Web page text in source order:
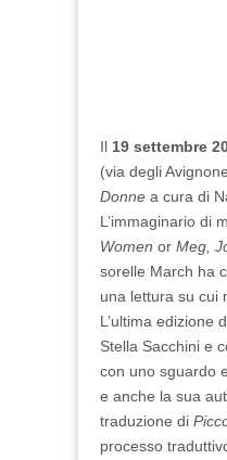
Il 19 settembre
(via degli
Donne a cura di
L’immaginario di
Women or Meg,
sorelle March ha
una lettura su cui
L’ultima edizione
Stella Sacchini e
con uno sguardo
e anche la sua
traduzione di
processo